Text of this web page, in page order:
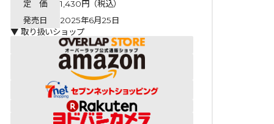
定 価
1,430円（税込）
発売日
2025年6月25日
▼ 取り扱いショップ